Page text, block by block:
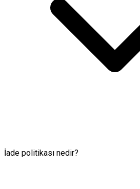
İade politikası nedir?